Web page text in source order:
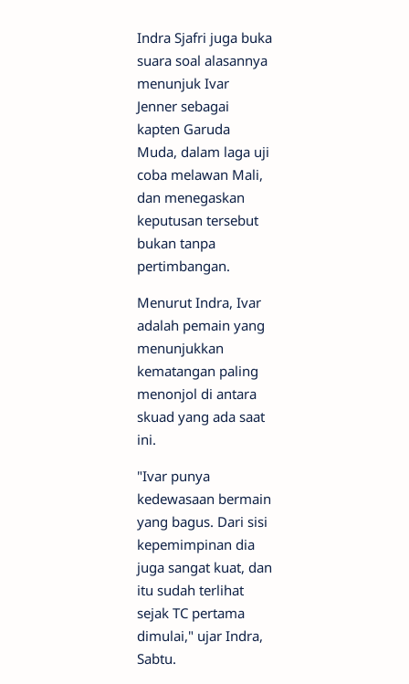
Indra Sjafri juga buka
suara soal alasannya
menunjuk Ivar
Jenner sebagai
kapten Garuda
Muda, dalam laga uji
coba melawan Mali,
dan menegaskan
keputusan tersebut
bukan tanpa
pertimbangan.
Menurut Indra, Ivar
adalah pemain yang
menunjukkan
kematangan paling
menonjol di antara
skuad yang ada saat
ini.
"Ivar punya
kedewasaan bermain
yang bagus. Dari sisi
kepemimpinan dia
juga sangat kuat, dan
itu sudah terlihat
sejak TC pertama
dimulai," ujar Indra,
Sabtu.